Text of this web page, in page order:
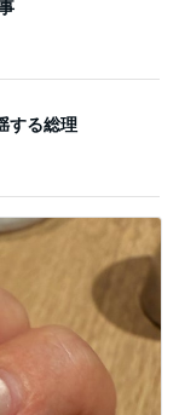
する総理